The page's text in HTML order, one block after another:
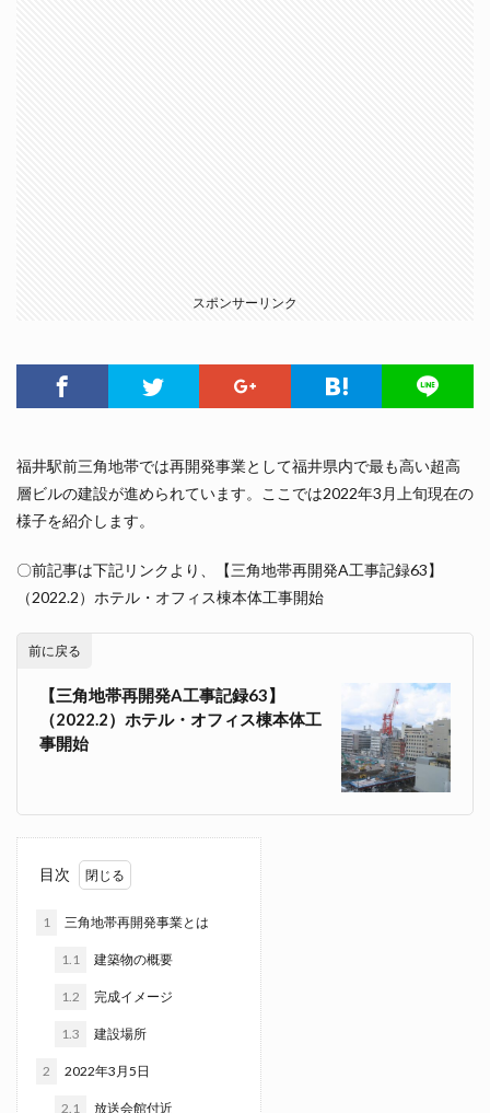
スポンサーリンク
福井駅前三角地帯では再開発事業として福井県内で最も高い超高
層ビルの建設が進められています。ここでは2022年3月上旬現在の
様子を紹介します。
〇前記事は下記リンクより、【三角地帯再開発A工事記録63】
（2022.2）ホテル・オフィス棟本体工事開始
前に戻る
【三角地帯再開発A工事記録63】
（2022.2）ホテル・オフィス棟本体工
事開始
目次
1 三角地帯再開発事業とは
1.1 建築物の概要
1.2 完成イメージ
1.3 建設場所
2 2022年3月5日
2.1 放送会館付近